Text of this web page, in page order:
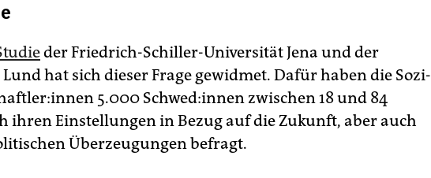
der Friedrich-Schiller-Universität Jena und der
hat sich dieser Frage gewidmet. Dafür haben die So­zi­
5.000 Schwe­d:in­nen zwischen 18 und 84
ihren Einstellungen in Bezug auf die Zukunft, aber auch
Überzeugungen befragt.